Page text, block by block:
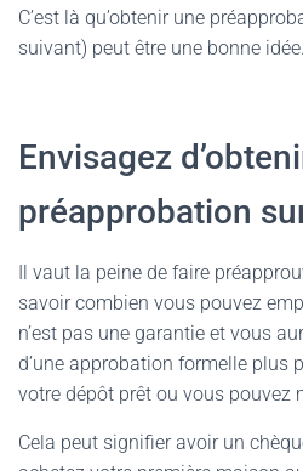
C’est là qu’obtenir une
suivant) peut être une bonne idée.
Envisagez
préapprobation
Il vaut la peine de faire
savoir combien vous pouvez
n’est pas une garantie et vous
d’une approbation formelle plus
votre dépôt prêt ou vous pouvez
Cela peut signifier avoir un